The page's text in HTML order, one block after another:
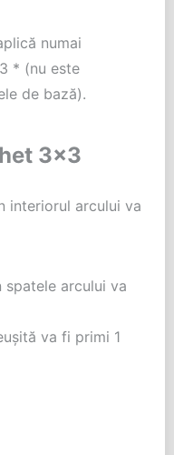
numai
* (nu este
de bază).
3×3
interiorul arcului va
spatele arcului va
va fi primi 1